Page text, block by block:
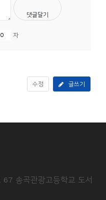
자
수정 글쓰기
송곡관광고등학교 도서